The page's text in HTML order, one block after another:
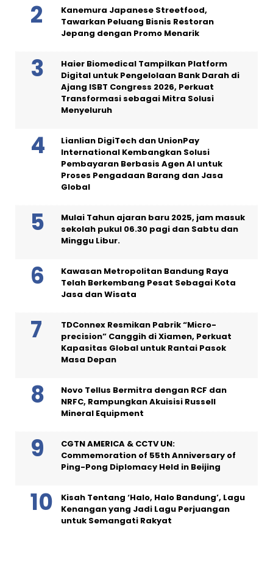
Kanemura Japanese Streetfood,
Tawarkan Peluang Bisnis Restoran
Jepang dengan Promo Menarik
Haier Biomedical Tampilkan Platform
Digital untuk Pengelolaan Bank Darah di
Ajang ISBT Congress 2026, Perkuat
Transformasi sebagai Mitra Solusi
Menyeluruh
Lianlian DigiTech dan UnionPay
International Kembangkan Solusi
Pembayaran Berbasis Agen AI untuk
Proses Pengadaan Barang dan Jasa
Global
Mulai Tahun ajaran baru 2025, jam masuk
sekolah pukul 06.30 pagi dan Sabtu dan
Minggu Libur.
Kawasan Metropolitan Bandung Raya
Telah Berkembang Pesat Sebagai Kota
Jasa dan Wisata
TDConnex Resmikan Pabrik “Micro-
precision” Canggih di Xiamen, Perkuat
Kapasitas Global untuk Rantai Pasok
Masa Depan
Novo Tellus Bermitra dengan RCF dan
NRFC, Rampungkan Akuisisi Russell
Mineral Equipment
CGTN AMERICA & CCTV UN:
Commemoration of 55th Anniversary of
Ping-Pong Diplomacy Held in Beijing
Kisah Tentang ‘Halo, Halo Bandung’, Lagu
Kenangan yang Jadi Lagu Perjuangan
untuk Semangati Rakyat